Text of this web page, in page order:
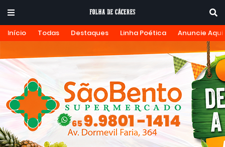
Início Todas Destaques Linha Poética Anuncie Aqui